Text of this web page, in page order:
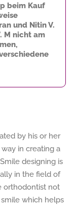
beim Kauf
und Nitin V.
M nicht am
by his or her
in creating a
designing is
in the field of
orthodontist not
which helps